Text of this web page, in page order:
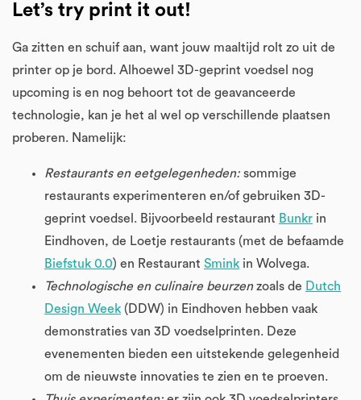
Let’s try print it out!
Ga zitten en schuif aan, want jouw maaltijd rolt zo uit de
printer op je bord. Alhoewel 3D-geprint voedsel nog
upcoming is en nog behoort tot de geavanceerde
technologie, kan je het al wel op verschillende plaatsen
proberen. Namelijk:
Restaurants en eetgelegenheden: sommige
restaurants experimenteren en/of gebruiken 3D-
geprint voedsel. Bijvoorbeeld restaurant Bunkr in
Eindhoven, de Loetje restaurants (met de befaamde
Biefstuk 0.0) en Restaurant Smink in Wolvega.
Technologische en culinaire beurzenzoals de Dutch
Design Week (DDW) in Eindhoven hebben vaak
demonstraties van 3D voedselprinten. Deze
evenementen bieden een uitstekende gelegenheid
om de nieuwste innovaties te zien en te proeven​.